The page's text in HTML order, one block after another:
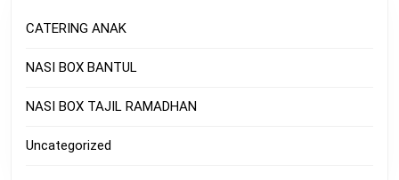
CATERING ANAK
NASI BOX BANTUL
NASI BOX TAJIL RAMADHAN
Uncategorized